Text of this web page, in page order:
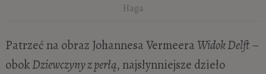
Haga
Patrzeć na obraz Johannesa VermeeraWidok Delft–
obokDziewczyny z perłą, najsłynniejsze dzieło